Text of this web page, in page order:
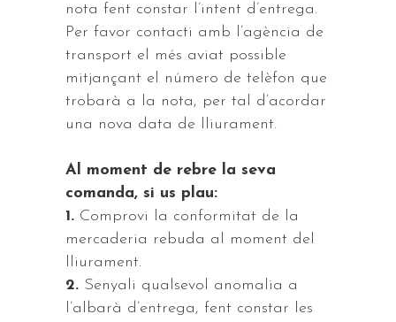
nota fent constar l’intent d’entrega.
Per favor contacti amb l’agència de
transport el més aviat possible
mitjançant el número de telèfon que
trobarà a la nota, per tal d’acordar
una nova data de lliurament.
Al moment de rebre la seva
comanda, si us plau:
1. Comprovi la conformitat de la
mercaderia rebuda al moment del
lliurament.
2. Senyali qualsevol anomalia a
l’albarà d’entrega, fent constar les